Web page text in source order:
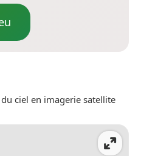
ciel en imagerie satellite